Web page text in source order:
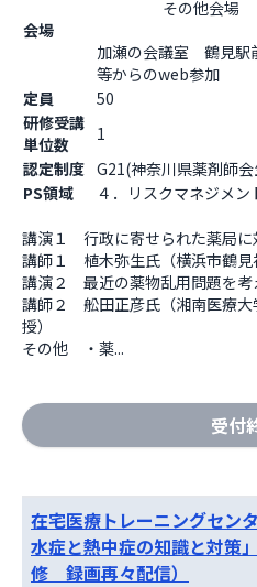
会場
加瀬の会議室　鶴見
等からのweb参
定員
50
研修受講
単位数
1
認定制度 G21(神奈川県薬剤師
PS領域
４．リスクマネジメン
講演１　行政に寄せられた薬局
講師１　植木弥生氏（横浜市鶴見
講演２　最近の薬物乱用問題を考
講師２　舩田正彦氏（湘南医療
授）
その他　・薬...
受付
在宅医療トレーニングセン
水症と熱中症の知識と対策
修 録画再々配信）